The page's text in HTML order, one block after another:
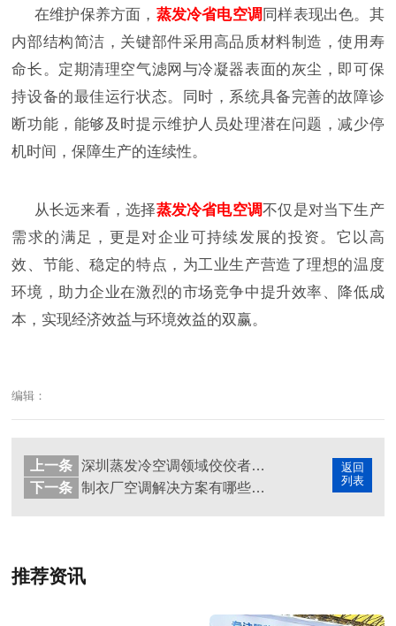
在维护保养方面， 蒸发冷省电空调 同样表现出色。其
内部结构简洁，关键部件采用高品质材料制造，使用寿
命长。定期清理空气滤网与冷凝器表面的灰尘，即可保
持设备的最佳运行状态。同时，系统具备完善的故障诊
断功能，能够及时提示维护人员处理潜在问题，减少停
机时间，保障生产的连续性。
从长远来看，选择蒸发冷省电空调不仅是对当下生产
需求的满足，更是对企业可持续发展的投资。它以高
效、节能、稳定的特点，为工业生产营造了理想的温度
环境，助力企业在激烈的市场竞争中提升效率、降低成
本，实现经济效益与环境效益的双赢。
编辑：
返回
列表
上一条
深圳蒸发冷空调领域佼佼者，星科厂家实力出圈
下一条
制衣厂空调解决方案有哪些？蒸发冷省电空调成节能新选择
推荐资讯